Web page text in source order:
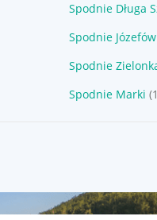
Spodnie Długa
Spodnie Józefów
Spodnie
Spodnie Marki